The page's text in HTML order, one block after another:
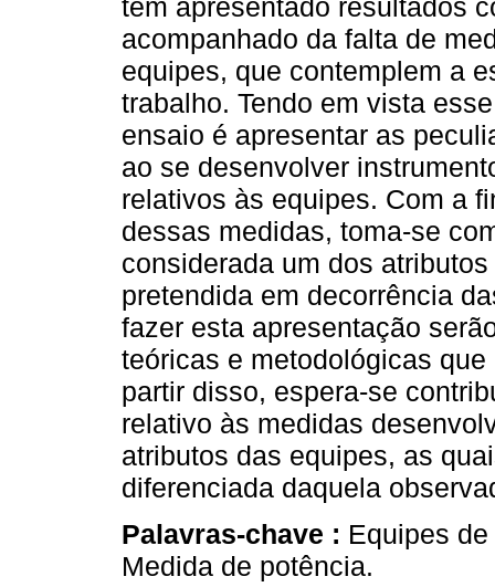
tem apresentado resultados
acompanhado da falta de
equipes, que contemplem a
trabalho. Tendo em vista
ensaio é apresentar as
ao se desenvolver
relativos às equipes. Com a
dessas medidas, toma-se
considerada um dos
pretendida em decorrência
fazer esta apresentação
teóricas e metodológicas
partir disso, espera-se
relativo às medidas
atributos das equipes, as
diferenciada daquela
Palavras-chave : Equipes
Medida de potência.